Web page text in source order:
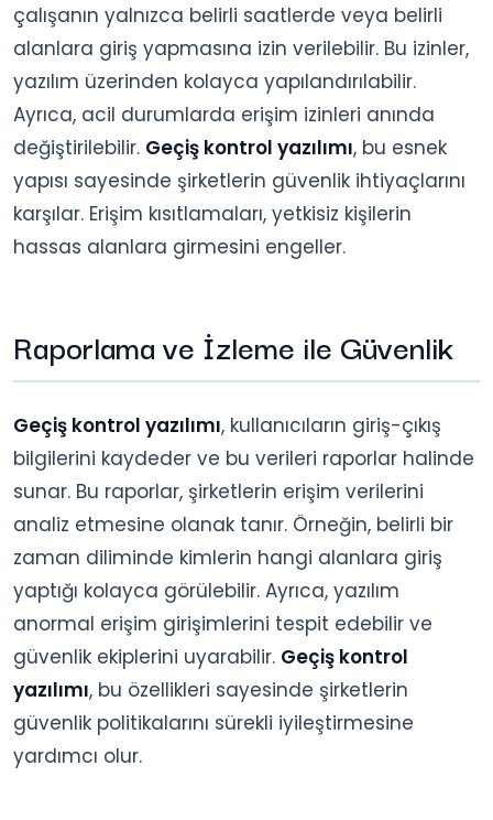
çalışanın yalnızca belirli saatlerde veya belirli
alanlara giriş yapmasına izin verilebilir. Bu izinler,
yazılım üzerinden kolayca yapılandırılabilir.
Ayrıca, acil durumlarda erişim izinleri anında
değiştirilebilir. Geçiş kontrol yazılımı, bu esnek
yapısı sayesinde şirketlerin güvenlik ihtiyaçlarını
karşılar. Erişim kısıtlamaları, yetkisiz kişilerin
hassas alanlara girmesini engeller.
Raporlama ve İzleme ile Güvenlik
Geçiş kontrol yazılımı, kullanıcıların giriş-çıkış
bilgilerini kaydeder ve bu verileri raporlar halinde
sunar. Bu raporlar, şirketlerin erişim verilerini
analiz etmesine olanak tanır. Örneğin, belirli bir
zaman diliminde kimlerin hangi alanlara giriş
yaptığı kolayca görülebilir. Ayrıca, yazılım
anormal erişim girişimlerini tespit edebilir ve
güvenlik ekiplerini uyarabilir. Geçiş kontrol
yazılımı, bu özellikleri sayesinde şirketlerin
güvenlik politikalarını sürekli iyileştirmesine
yardımcı olur.